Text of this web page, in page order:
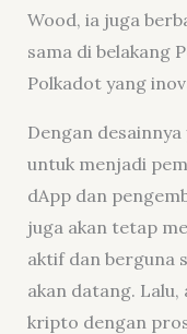
Wood, ia juga
sama di belakang
Polkadot yang
Dengan
untuk menjadi
dApp dan
juga akan tetap
aktif dan berguna
akan datang. Lalu,
kripto dengan